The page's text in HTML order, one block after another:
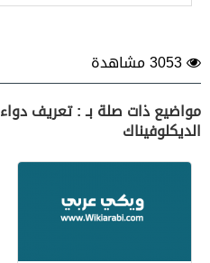
الديكلوفيناك